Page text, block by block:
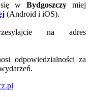
się w Bydgoszczymiej
(Android i iOS).
na adres
odpowiedzialności za